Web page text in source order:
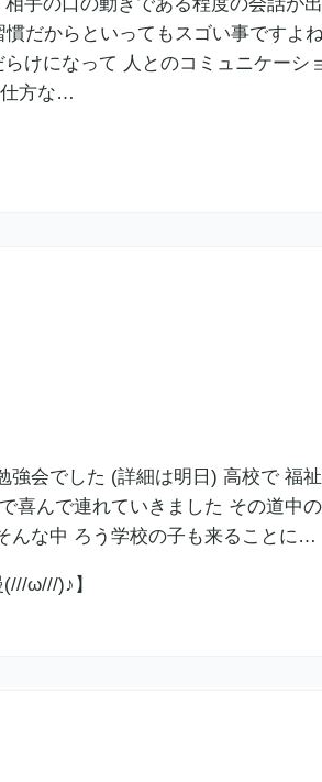
手の口の動きである程度の会話が
慣だからといってもスゴい事ですよ
らけになって 人とのコミュニケー
仕方な…
強会でした (詳細は明日) 高校で 福
喜んで連れていきました その道中
んな中 ろう学校の子も来ることに…